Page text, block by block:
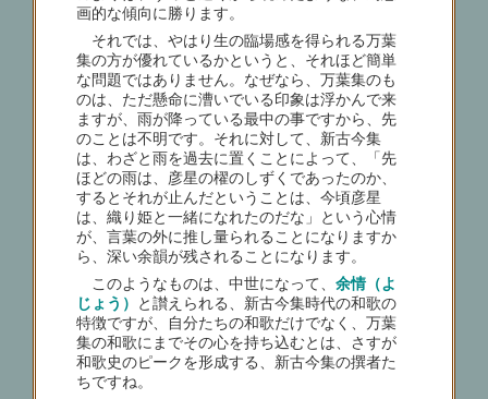
画的な傾向に勝ります。
それでは、やはり生の臨場感を得られる万葉
集の方が優れているかというと、それほど簡単
な問題ではありません。なぜなら、万葉集のも
のは、ただ懸命に漕いでいる印象は浮かんで来
ますが、雨が降っている最中の事ですから、先
のことは不明です。それに対して、新古今集
は、わざと雨を過去に置くことによって、「先
ほどの雨は、彦星の櫂のしずくであったのか、
するとそれが止んだということは、今頃彦星
は、織り姫と一緒になれたのだな」という心情
が、言葉の外に推し量られることになりますか
ら、深い余韻が残されることになります。
このようなものは、中世になって、余情（よ
じょう）
と讃えられる、新古今集時代の和歌の
特徴ですが、自分たちの和歌だけでなく、万葉
集の和歌にまでその心を持ち込むとは、さすが
和歌史のピークを形成する、新古今集の撰者た
ちですね。